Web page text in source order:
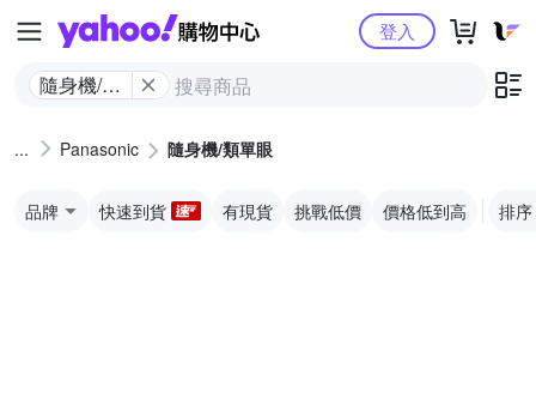
Yahoo購物中心
隨身機/類
登入
Panasonic 隨身機/類單眼
品牌 快速到貨 有現貨 挑戰低價 價格低到高 排序